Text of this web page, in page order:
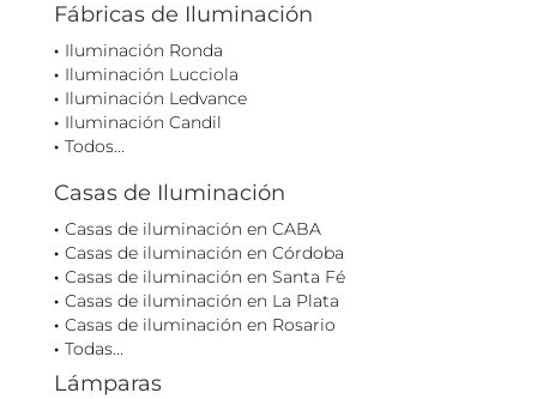
Fábricas de Iluminación
Iluminación Ronda
Iluminación Lucciola
Iluminación Ledvance
Iluminación Candil
Todos...
Casas de Iluminación
Casas de iluminación en CABA
Casas de iluminación en Córdoba
Casas de iluminación en Santa Fé
Casas de iluminación en La Plata
Casas de iluminación en Rosario
Todas...
Lámparas